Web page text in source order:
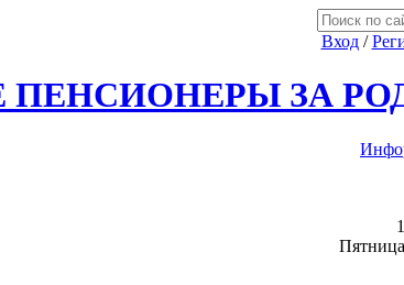
Вход/
ПЕНСИОНЕРЫ ЗА